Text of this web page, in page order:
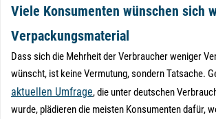
Viele Konsumenten wünschen sich
Verpackungsmaterial
Dass sich die Mehrheit der Verbraucher weniger
wünscht, ist keine Vermutung, sondern Tatsache.
aktuellen Umfrage, die unter deutschen
wurde, plädieren die meisten Konsumenten dafür,